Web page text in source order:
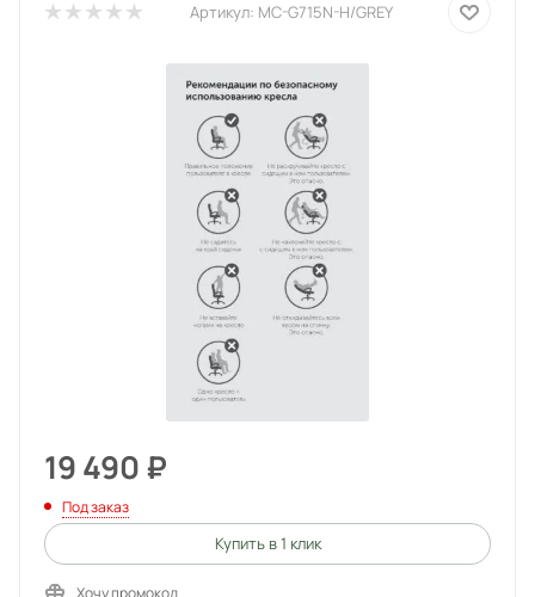
Артикул: MC-G715N-H/GREY
19 490₽
Под заказ
Купить в 1 клик